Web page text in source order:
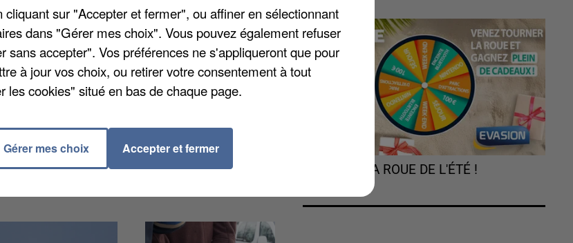
l’emploi salarié sur le territoire national dans
% le trimestre précédent », écrit l'institut. Sur
et moins de 0,2%. Sur un an, entre fin
le département avec exactement les mêmes
TOURNEZ LA ROUE DE L'ÉTÉ !
cliquant sur "Accepter et fermer", ou affiner en sélectionnant
dans "Gérer mes choix". Vous pouvez également refuser
sans accepter". Vos préférences ne s'appliqueront que pour
à jour vos choix, ou retirer votre consentement à tout
les cookies" situé en bas de chaque page.
Gérer mes choix Accepter et fermer